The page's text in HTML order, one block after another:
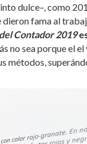
dulce–, como
fama al
Contador 2019
no sea porque el
métodos,